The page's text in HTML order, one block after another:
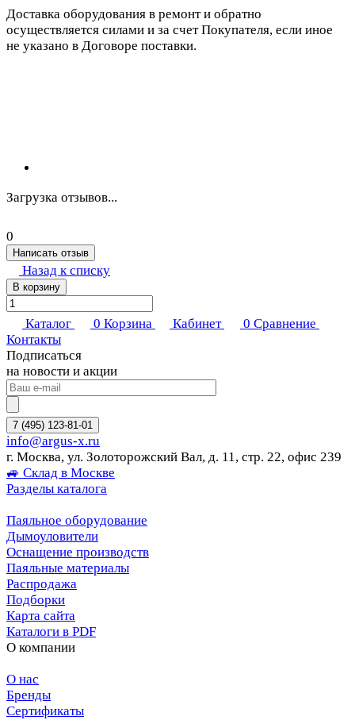
Доставка оборудования в ремонт и обратно
осуществляется силами и за счет Покупателя, если иное
не указано в Договоре поставки.
Загрузка отзывов...
0
Написать отзыв
Назад к списку
В корзину
Каталог 0 Корзина Кабинет 0 Сравнение
Контакты
Подписаться
на новости и акции
7 (495) 123-81-01
info@argus-x.ru
г. Москва, ул. Золоторожский Вал, д. 11, стр. 22, офис 239
🚙 Склад в Москве
Разделы каталога
Паяльное оборудование
Дымоуловители
Оснащение производств
Паяльные материалы
Распродажа
Подборки
Карта сайта
Каталоги в PDF
О компании
О нас
Бренды
Сертификаты